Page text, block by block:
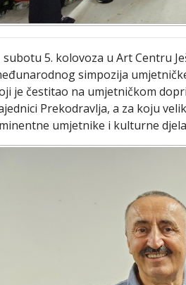
subotu 5. kolovoza u Art Centru
simpozija
je čestitao na umjetničkom
Prekodravlja, a za koju
umjetnike i kulturne